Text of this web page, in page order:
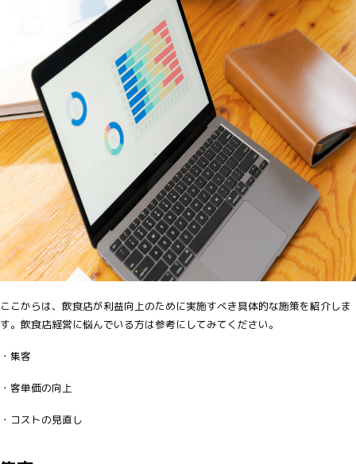
ここからは、飲食店が利益向上のために実施すべき具体的な施策を紹介しま
す。飲食店経営に悩んでいる方は参考にしてみてください。
・集客
・客単価の向上
・コストの見直し